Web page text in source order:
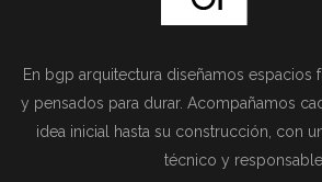
En bgp arquitectura diseñamos espacios
y pensados para durar. Acompañamos
idea inicial hasta su construcción, con
técnico y responsable.